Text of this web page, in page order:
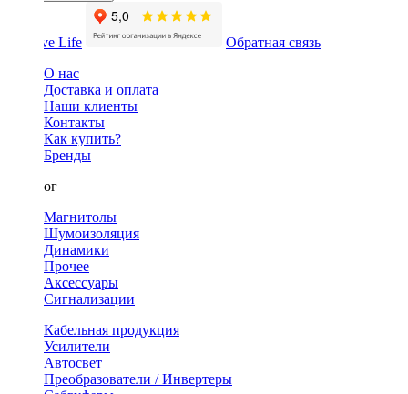
Обратная связь
О нас
Доставка и оплата
Наши клиенты
Контакты
Как купить?
Бренды
Каталог
Магнитолы
Шумоизоляция
Динамики
Прочее
Аксессуары
Сигнализации
Кабельная продукция
Усилители
Автосвет
Преобразователи / Инвертеры